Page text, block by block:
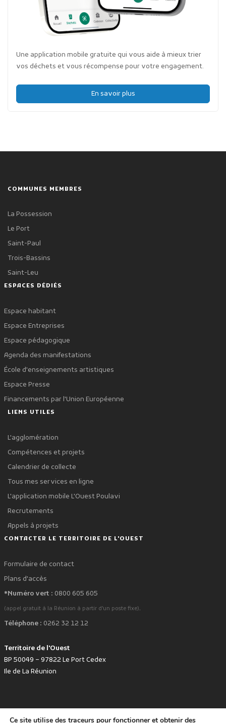
Une application mobile gratuite qui vous aide à mieux trier
vos déchets et vous récompense pour votre engagement.
En savoir plus
COMMUNES MEMBRES
La Possession
Le Port
Saint-Paul
Trois-Bassins
Saint-Leu
ESPACES DÉDIÉS
Espace habitant
Espace Entreprises
Espace pédagogique
Agenda des manifestations
École d'enseignements artistiques
Espace Presse
Financements par l'Union Européenne
LIENS UTILES
L'agglomération
Compétences et projets
Calendrier de collecte
Tous mes services en ligne
L'application mobile L'Ouest Poulavi
Recrutements
Appels à projets
CONTACTER LE TERRITOIRE DE L'OUEST
Formulaire de contact
Plans d'accès
*Numéro vert : 0800 605 605
(appel gratuit à la Réunion à partir d'un poste fixe).
Téléphone : 0262 32 12 12
Territoire de l'Ouest
BP 50049 – 97822 Le Port Cedex
Ile de La Réunion
Développé avec favoritepar le Territoire de l'Ouest © www.tco.re -2026.
Ce site utilise des traceurs pour fonctionner et obtenir des